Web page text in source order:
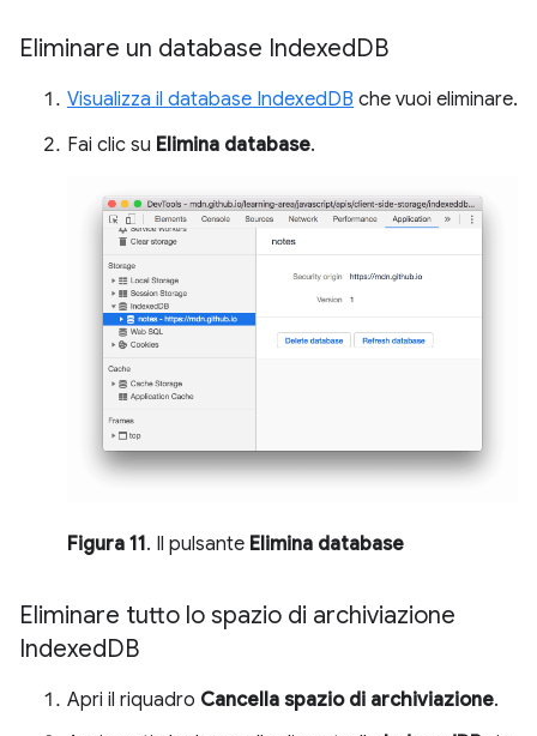
Eliminare un database IndexedDB
Visualizza il database IndexedDB che vuoi eliminare.
Fai clic su Elimina database.
Figura 11. Il pulsante Elimina database
Eliminare tutto lo spazio di archiviazione
IndexedDB
Apri il riquadro Cancella spazio di archiviazione.